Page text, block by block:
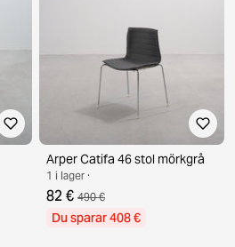
Arper Catifa 46 stol mörkgrå
1 i lager ·
82 € 490 €
Du sparar 408 €